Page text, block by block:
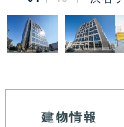
建物情報